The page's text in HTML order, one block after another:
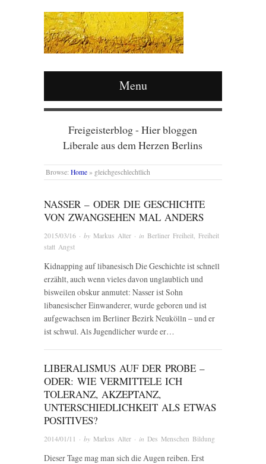
Menu
Freigeisterblog - Hier bloggen
Liberale aus dem Herzen Berlins
Browse: Home » gleichgeschlechtlich
NASSER – ODER DIE GESCHICHTE
VON ZWANGSEHEN MAL ANDERS
2015/03/16 · by Markus Alter · in Berliner Freiheit, Freiheit
statt Angst
Kidnapping auf libanesisch Die Geschichte ist schnell
erzählt, auch wenn vieles davon unglaublich und
bisweilen obskur anmutet: Nasser ist Sohn
libanesischer Einwanderer, wurde geboren und ist
aufgewachsen im Berliner Bezirk Neukölln – und er
ist schwul. Als Jugendlicher wurde er…
LIBERALISMUS AUF DER PROBE –
ODER: WIE VERMITTELE ICH
TOLERANZ, AKZEPTANZ,
UNTERSCHIEDLICHKEIT ALS ETWAS
POSITIVES?
2014/01/11 · by Markus Alter · in Des Menschen Bildung
Dieser Tage mag man sich die Augen reiben. Erst